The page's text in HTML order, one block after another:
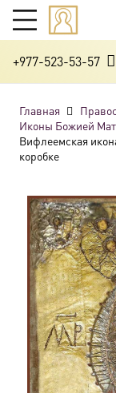
+977-523-53-57
Главная
Иконы Божией
Вифлеемская
коробке